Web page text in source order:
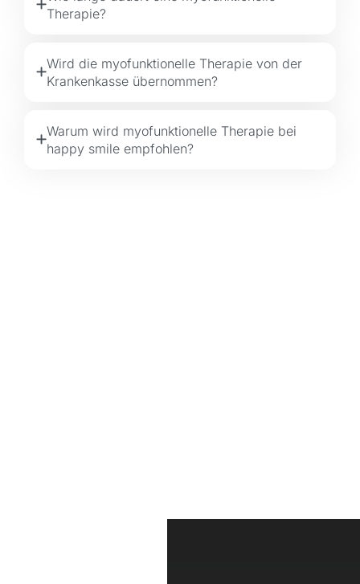
Therapie?
Wird die myofunktionelle Therapie von der
Krankenkasse übernommen?
Warum wird myofunktionelle Therapie bei
happy smile empfohlen?